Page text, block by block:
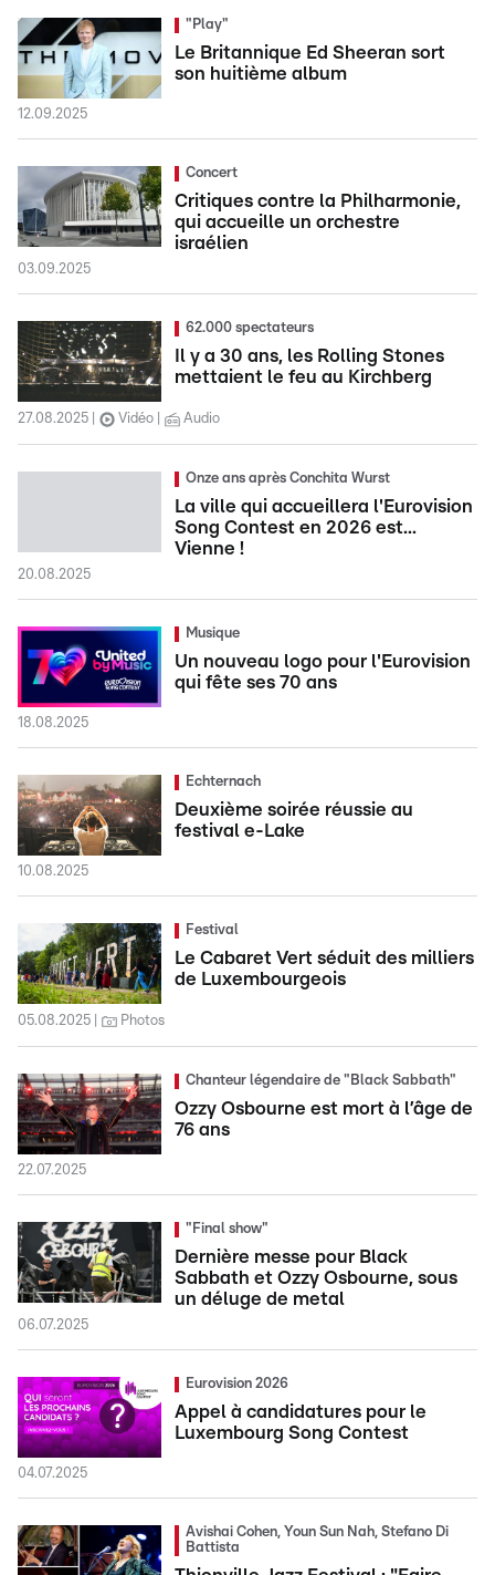
"Play"
Le Britannique Ed Sheeran sort
son huitième album
12.09.2025
Concert
Critiques contre la Philharmonie,
qui accueille un orchestre
israélien
03.09.2025
62.000 spectateurs
Il y a 30 ans, les Rolling Stones
mettaient le feu au Kirchberg
27.08.2025 Vidéo Audio
Onze ans après Conchita Wurst
La ville qui accueillera l'Eurovision
Song Contest en 2026 est...
Vienne !
20.08.2025
Musique
Un nouveau logo pour l'Eurovision
qui fête ses 70 ans
18.08.2025
Echternach
Deuxième soirée réussie au
festival e-Lake
10.08.2025
Festival
Le Cabaret Vert séduit des milliers
de Luxembourgeois
05.08.2025 Photos
Chanteur légendaire de "Black Sabbath"
Ozzy Osbourne est mort à l’âge de
76 ans
22.07.2025
"Final show"
Dernière messe pour Black
Sabbath et Ozzy Osbourne, sous
un déluge de metal
06.07.2025
Eurovision 2026
Appel à candidatures pour le
Luxembourg Song Contest
04.07.2025
Avishai Cohen, Youn Sun Nah, Stefano Di
Battista